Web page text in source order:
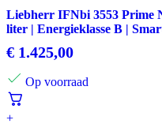
Liebherr IFNbi 3553 Prime
liter | Energieklasse B |
€ 1.425,00
Op voorraad
+